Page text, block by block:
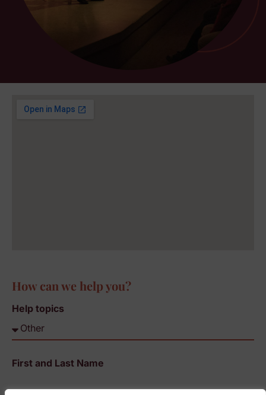
How can we help you?
Help topics
First and Last Name